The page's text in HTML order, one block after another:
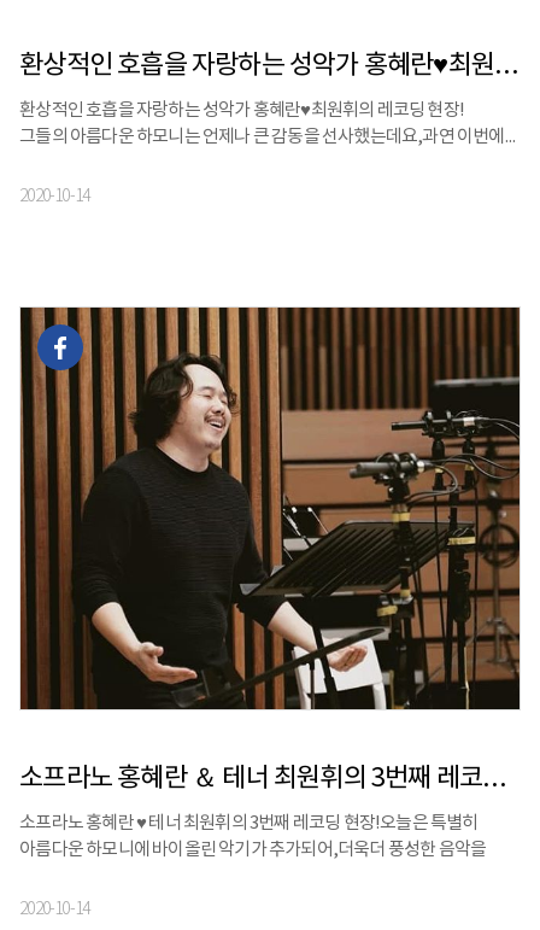
환상적인 호흡을 자랑하는 성악가 홍혜란♥최원휘의 레코딩 현장!
환상적인 호흡을 자랑하는 성악가 홍혜란♥최원휘의 레코딩 현장!⠀
그들의 아름다운 하모니는 언제나 큰 감동을 선사했는데요,과연 이번에는
관심과 기대 부탁드립니다
2020-10-14
소프라노 홍혜란 ＆ 테너 최원휘의 3번째 레코딩 현장!
소프라노 홍혜란 ♥ 테너 최원휘의 3번째 레코딩 현장!오늘은 특별히
아름다운 하모니에 바이올린 악기가 추가되어,더욱더 풍성한 음악을
2020-10-14